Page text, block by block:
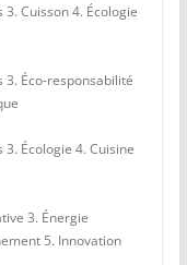
Cuisson 4. Écologie
Éco-responsabilité
Écologie 4. Cuisine
3. Énergie
5. Innovation